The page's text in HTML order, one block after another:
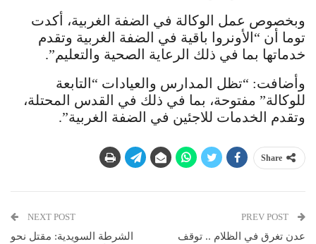
وبخصوص عمل الوكالة في الضفة الغربية، أكدت
توما أن “الأونروا باقية في الضفة الغربية وتقدم
خدماتها بما في ذلك الرعاية الصحية والتعليم”.
وأضافت: “تظل المدارس والعيادات “التابعة
للوكالة” مفتوحة، بما في ذلك في القدس المحتلة،
وتقدم الخدمات للاجئين في الضفة الغربية”.
Share
عدن تغرق في الظلام .. توقف
NEXT POST
الشرطة السويدية: مقتل نحو